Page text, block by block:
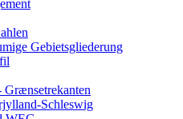
Gebietsgliederung
Grænsetrekanten
Schleswig